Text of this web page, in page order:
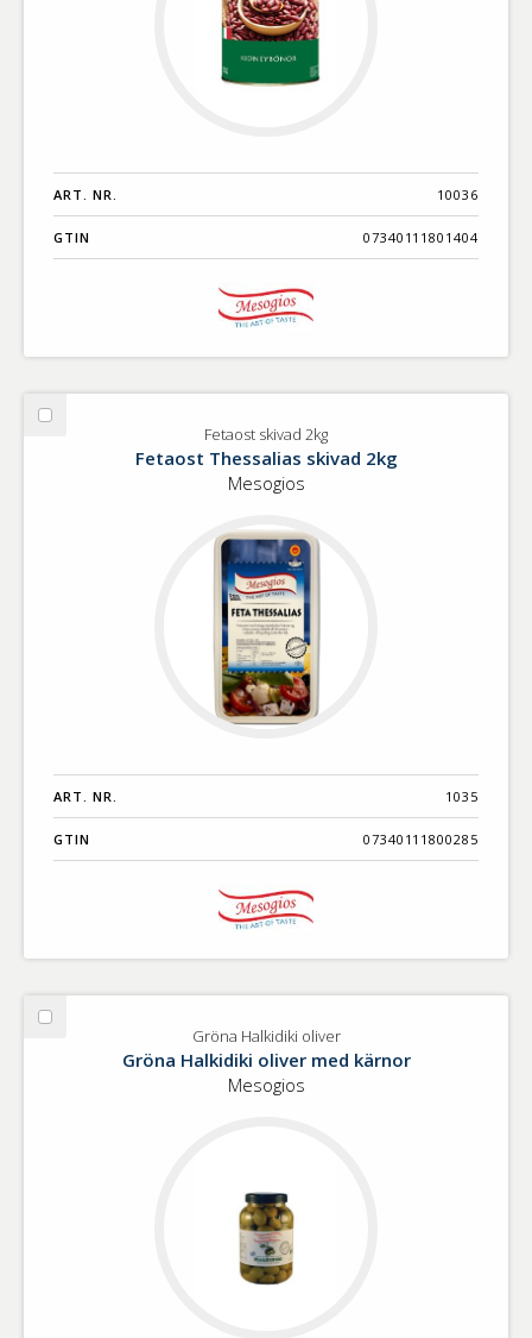
ART. NR. 10036
GTIN 07340111801404
Välj
Fetaost skivad 2kg
Fetaost Thessalias skivad 2kg
Mesogios
ART. NR. 1035
GTIN 07340111800285
Välj
Gröna Halkidiki oliver
Gröna Halkidiki oliver med kärnor
Mesogios